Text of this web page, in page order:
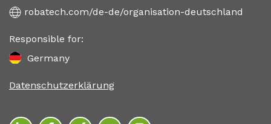
robatech.com/de-de/organisation-deutschland
Responsible for:
Germany
Datenschutzerklärung